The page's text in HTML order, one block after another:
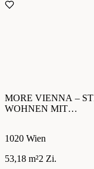
MORE VIENNA –
WOHNEN MIT
1020 Wien
53,18 m²2 Zi.